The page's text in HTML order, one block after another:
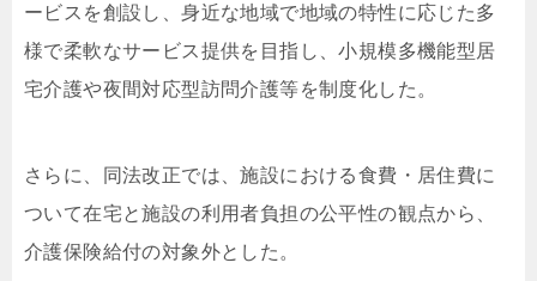
ービスを創設し、身近な地域で地域の特性に応じた多
様で柔軟なサービス提供を目指し、小規模多機能型居
宅介護や夜間対応型訪問介護等を制度化した。
さらに、同法改正では、施設における食費・居住費に
ついて在宅と施設の利用者負担の公平性の観点から、
介護保険給付の対象外とした。